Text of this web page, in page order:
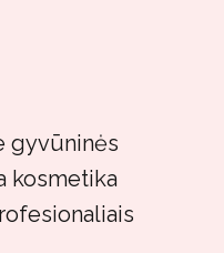
gyvūninės
kosmetika